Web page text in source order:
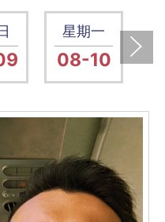
星期一
08-10 下一張(Next)